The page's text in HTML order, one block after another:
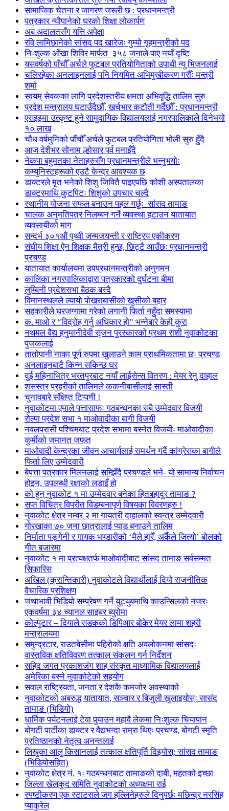
सामाजिक चेतना र जागरण जरूरी छ : प्रधानमन्त्री
पत्रकार न्यौपानेको घरको शिक्षा लोकार्पण
अब अदालतसँग यत्ति अपेक्षा
रवि लामिछानेको सांसद पद खारेजः गुम्यो गृहमन्त्रीको पद
निःशुल्क आँखा शिविर मार्फत ३५८ जनाले पाए नयाँ दृष्टि
यसवर्षको पाँचौँ अर्चले फुटबल प्रतियोगिताको उपाधी न्यु भिजनलाई
चलिरहेका अनलाइनलाई पनि नियमित अभिमुखीकरण गरौँः मन्त्री
शर्मा
स्वयम् सेवकका लागि प्रदेशस्तरीय क्षमता अभिवृद्धि तालिम सुरु
प्रदेश मन्त्रालय घटाउँदैछौँ, खर्चभार कटौती गर्दैछौँ : प्रधानमन्त्री
एसइइमा उत्कृष्ट हुने सामुदायिक विद्यालयलाई नगरपालिकाले दिनेभयो
१० लाख
चौध वर्षमुनिको पाँचौँ अर्चले फुटबल प्रतियोगिता भोली सुरु हुँदै
आज देशैभर सोनाम ल्होसार पर्व मनाइँदै
नेकपा बहुमतका नेताहरुसँग प्रधानमन्त्रीले भन्नुभयोः
कम्युनिस्टहरूको एउटै केन्द्र आवश्यक छ
डाक्टरले मृत भनेको शिशु जिवितै पाइएपछि कोशी अस्पतालका
डाक्टरमाथि कुटपिटः शिशुको उपचार चल्दै
स्थानीय योजना सफल बनाउन पहल गर्छुः सांसद तामाङ
चालक अनुमतिपत्र निलम्बन गर्ने व्यवस्था हटाउन यातायात
व्यवसायीको माग
सन्दर्भ ३०१औं पृथ्वी जन्मजयन्ती र राष्ट्रिय एकीकरण
संघीय शिक्षा ऐन शिक्षक मैत्री हुन्छ, छिट्टै आउँछः प्रधानमन्त्री
प्रचण्ड
यातायात कार्यालयमा उपप्रधानमन्त्रीको अनुगमन
कालिका नगरपालिकाद्वारा पत्रकारको दुर्घटना बीमा
लुम्बिनी प्रदेशसभा बैठक बस्दै
विमानस्थलले ल्यायो पोखराबासीको खुसीको बहार
सहकारीले घरजग्गामा गरेको लगानी फिर्ता नहुँदा समस्यामा
क. माओ र “विद्रोह गर्नु अधिकार हो” भन्नेबारे केही कुरा
नथमल वैद्य हनुमानीदेवी सृजन पुरस्कारको प्रथम राशी नुवाकोटका
पुजकलाई
तातोपानी नाका पूर्ण रुपमा खुलाउने काम प्राथमिकतामा छः प्रचण्ड
अनलाइनबाटै किन्न सकिन्छ घर
दुई महिनाभित्र भरतपुरबाट नयाँ लाईसेन्स वितरण : मेयर रेनु दाहाल
शसस्त्र प्रहरीको तालिमले ककनीबासीलाई सास्ती
चुनावबारे संक्षिप्त टिप्पणी !
नुवाकोटमा एमाले पत्तासाफः गठबन्धनका सबै उम्मेदवार विजयी
रोल्पा प्रदेश सभा १ माओवादीका बागी विजयी
नवलपरासी पश्चिमबाट प्रदेश सभामा बस्नेत विजयीः माओवादीका
कुर्मीको जमानत जफत
माओवादी केन्द्रका जीवन आचार्यलाई समर्थन गर्दै कांग्रेसका बागीले
फिर्ता लिए उम्मेदवारी
बेपत्ता पत्रकार मिलनलाई सम्झिँदै प्रचण्डले भने- यो सामान्य निर्वाचन
होइन, उपलब्धी रक्षाको लडाइँ हो
को हुन् नुवाकोट १ मा उम्मेदवार बनेका हितबहादुर तामाङ ?
सप्त विचित्र विपरीत विडम्बनापूर्ण विषयका विवरणहरु !
नुवाकोट क्षेत्र नम्बर २ मा गायत्री दाहालको स्वन्त्र उम्मेदवारी
गोरखाका ७० जना छात्रालाई प्याड बनाउने तालिम
निर्माता पङ्गेनी र गायक भण्डारीको ‘मैले हारेँ, अर्कैले जित्यो’ बोलको
गीत बजारमा
नुवाकोट १ मा प्रत्यक्षतर्फ माओवादीबाट सांसद तामाङ सर्वसम्मत
सिफारिस
अखिल (क्रान्तिकारी) नुवाकोटले विद्यार्थीलाई दियो राजनीतिक
वैचारिक प्रशिक्षण
जथाभावी भिडियो सम्प्रेषण गर्ने युट्युबमाथि काउन्सिलको नजरः
एकवर्षमा ३४ च्यानल साइबर ब्युरोमा
कोल्पुटार – दियाले सडकको डिपिआर बोकेर मेयर लामा शहरी
मन्त्रालयमा
समुन्द्रटार, राउतबेसीमा पहिरोको क्षति अवलोकनमा सांसदः
वास्तविक क्षतिविवरण तत्काल संकलन गर्न निर्देशन
सहिद जगत प्रकाशजंग शाह संस्कृत माध्यामिक विद्यालयलाई
अमेरिका बस्ने नुवाकोटेको सहयोग
सवाल राष्ट्रियता, जनता र देशकै कमजोर अवस्थाको
नुवाकोटको अबरुद्ध यातायात, सञ्चार र बिजुली खुलाइयोस्ः सासंद
तामाङ (भिडियो)
धार्मिक पर्यटनलाई टेवा पुर्‍याउन महावै लेकमा निःशुल्क चियापान
बोगटी पार्टीका डाक्टर र वैद्यभन्दा राम्रा थिएः प्रचण्ड, बोगटी स्मृति
प्रतिष्ठानको नेतृत्व अनन्तलाई
लिखुका आलु किसानलाई तत्काल क्षतिपूर्ति दिइयोस्: सांसद तामाङ
(भिडियोसहित)
नुवाकोट क्षेत्र नं. १ः गठबन्धनबाट तामाङको दाबी, महतको इच्छा
जिल्ला खेलकुद समिति नुवाकोटको अध्यक्षमा राई
स्पष्टीकरण एक स्टाटसले जग हल्लिनेहरुले दिनुपर्छः मछिन्द्र नरसिंह
प्याकुरेल